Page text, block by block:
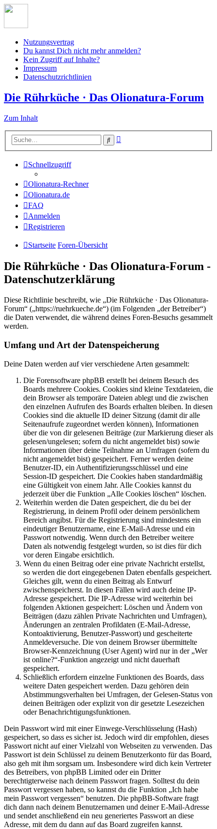
Nutzungsvertrag
Du kannst Dich nicht mehr anmelden?
Kein Zugriff auf Inhalte?
Impressum
Datenschutzrichtlinien
Die Rührküche · Das Olionatura-Forum
Zum Inhalt
Suche
Schnellzugriff
Olionatura-Rechner
Olionatura.de
FAQ
Anmelden
Registrieren
Startseite Foren-Übersicht
Die Rührküche · Das Olionatura-Forum -
Datenschutzerklärung
Diese Richtlinie beschreibt, wie „Die Rührküche · Das Olionatura-
Forum“ („https://ruehrkueche.de“) (im Folgenden „der Betreiber“)
die Daten verwendet, die während deines Foren-Besuchs gesammelt
werden.
Umfang und Art der Datenspeicherung
Deine Daten werden auf vier verschiedene Arten gesammelt:
Die Forensoftware phpBB erstellt bei deinem Besuch des
Boards mehrere Cookies. Cookies sind kleine Textdateien, die
dein Browser als temporäre Dateien ablegt und die zwischen
den einzelnen Aufrufen des Boards erhalten bleiben. In diesen
Cookies sind die aktuelle ID deiner Sitzung (damit dir alle
Seitenaufrufe zugeordnet werden können), Informationen
über die von dir gelesenen Beiträge (zur Markierung dieser als
gelesen/ungelesen; sofern du nicht angemeldet bist) sowie
Informationen über deine Teilnahme an Umfragen (sofern du
nicht angemeldet bist) gespeichert. Ferner werden deine
Benutzer-ID, ein Authentifizierungsschlüssel und eine
Session-ID gespeichert. Die Cookies haben standardmäßig
eine Gültigkeit von einem Jahr. Alle Cookies kannst du
jederzeit über die Funktion „Alle Cookies löschen“ löschen.
Weiterhin werden die Daten gespeichert, die du bei der
Registrierung, in deinem Profil oder deinem persönlichem
Bereich angibst. Für die Registrierung sind mindestens ein
eindeutiger Benutzername, eine E-Mail-Adresse und ein
Passwort notwendig. Wenn durch den Betreiber weitere
Daten als notwendig festgelegt wurden, so ist dies für dich
vor deren Eingabe ersichtlich.
Wenn du einen Beitrag oder eine private Nachricht erstellst,
so werden die dort eingegebenen Daten ebenfalls gespeichert.
Gleiches gilt, wenn du einen Beitrag als Entwurf
zwischenspeicherst. In diesen Fällen wird auch deine IP-
Adresse gespeichert. Die IP-Adresse wird weiterhin bei
folgenden Aktionen gespeichert: Löschen und Ändern von
Beiträgen (dazu zählen Private Nachrichten und Umfragen),
Änderungen an zentralen Profildaten (E-Mail-Adresse,
Kontoaktivierung, Benutzer-Passwort) und gescheiterte
Anmeldeversuche. Die von deinem Browser übermittelte
Browser-Kennzeichnung (User Agent) wird nur in der „Wer
ist online?“-Funktion angezeigt und nicht dauerhaft
gespeichert.
Schließlich erfordern einzelne Funktionen des Boards, dass
weitere Daten gespeichert werden. Dazu gehören dein
Abstimmungsverhalten bei Umfragen, der Gelesen-Status von
deinen Beiträgen oder explizit von dir gesetzte Lesezeichen
oder Benachrichtigungsfunktionen.
Dein Passwort wird mit einer Einwege-Verschlüsselung (Hash)
gespeichert, so dass es sicher ist. Jedoch wird dir empfohlen, dieses
Passwort nicht auf einer Vielzahl von Webseiten zu verwenden. Das
Passwort ist dein Schlüssel zu deinem Benutzerkonto für das Board,
also geh mit ihm sorgsam um. Insbesondere wird dich kein Vertreter
des Betreibers, von phpBB Limited oder ein Dritter
berechtigterweise nach deinem Passwort fragen. Solltest du dein
Passwort vergessen haben, so kannst du die Funktion „Ich habe
mein Passwort vergessen“ benutzen. Die phpBB-Software fragt
dich dann nach deinem Benutzernamen und deiner E-Mail-Adresse
und sendet anschließend ein neu generiertes Passwort an diese
Adresse, mit dem du dann auf das Board zugreifen kannst.